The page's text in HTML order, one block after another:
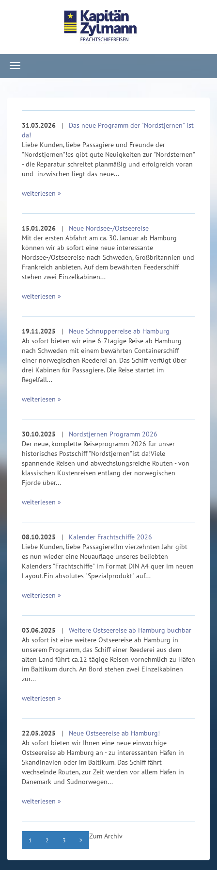
Navigation
ein-/ausblenden
31.03.2026 | Das neue Programm der "Nordstjernen" ist
da!
Liebe Kunden, liebe Passagiere und Freunde der
"Nordstjernen"!es gibt gute Neuigkeiten zur "Nordsternen"
- die Reparatur schreitet planmäßig und erfolgreich voran
und inzwischen liegt das neue...
weiterlesen »
15.01.2026 | Neue Nordsee-/Ostseereise
Mit der ersten Abfahrt am ca. 30. Januar ab Hamburg
können wir ab sofort eine neue interessante
Nordsee-/Ostseereise nach Schweden, Großbritannien und
Frankreich anbieten. Auf dem bewährten Feederschiff
stehen zwei Einzelkabinen...
weiterlesen »
19.11.2025 | Neue Schnupperreise ab Hamburg
Ab sofort bieten wir eine 6-7tägige Reise ab Hamburg
nach Schweden mit einem bewährten Containerschiff
einer norwegischen Reederei an. Das Schiff verfügt über
drei Kabinen für Passagiere. Die Reise startet im
Regelfall...
weiterlesen »
30.10.2025 | Nordstjernen Programm 2026
Der neue, komplette Reiseprogramm 2026 für unser
historisches Postschiff "Nordstjernen"ist da!Viele
spannende Reisen und abwechslungsreiche Routen - von
klassischen Küstenreisen entlang der norwegischen
Fjorde über...
weiterlesen »
08.10.2025 | Kalender Frachtschiffe 2026
Liebe Kunden, liebe Passagiere!Im vierzehnten Jahr gibt
es nun wieder eine Neuauflage unseres beliebten
Kalenders "Frachtschiffe" im Format DIN A4 quer im neuen
Layout.Ein absolutes "Spezialprodukt" auf...
weiterlesen »
03.06.2025 | Weitere Ostseereise ab Hamburg buchbar
Ab sofort ist eine weitere Ostseereise ab Hamburg in
unserem Programm, das Schiff einer Reederei aus dem
alten Land führt ca.12 tägige Reisen vornehmlich zu Häfen
im Baltikum durch. An Bord stehen zwei Einzelkabinen
zur...
weiterlesen »
22.05.2025 | Neue Ostseereise ab Hamburg!
Ab sofort bieten wir Ihnen eine neue einwöchige
Ostseereise ab Hamburg an - zu interessanten Häfen in
Skandinavien oder im Baltikum. Das Schiff fährt
wechselnde Routen, zur Zeit werden vor allem Häfen in
Dänemark und Südnorwegen...
weiterlesen »
1 2 3 > Zum Archiv